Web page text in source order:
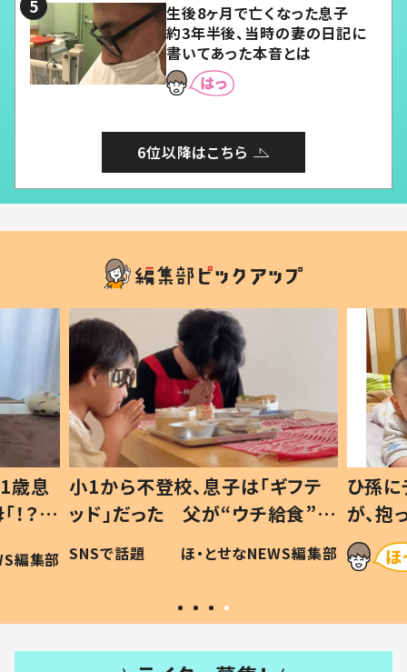
生後8ヶ月で亡くなった息子
約3年半後、当時の妻の日記に
書いてあった本音とは
6位以降はこちら
歳息
？」
編集部
小1から不登校、息子は「ギフテ
ッド」だった 父が“ウチ給食”を
作り続ける理由とは #令和の親
#令和の子
SNSで話題 ほ・とせなNEWS編集部
ひ孫
が、
「涙が
い」